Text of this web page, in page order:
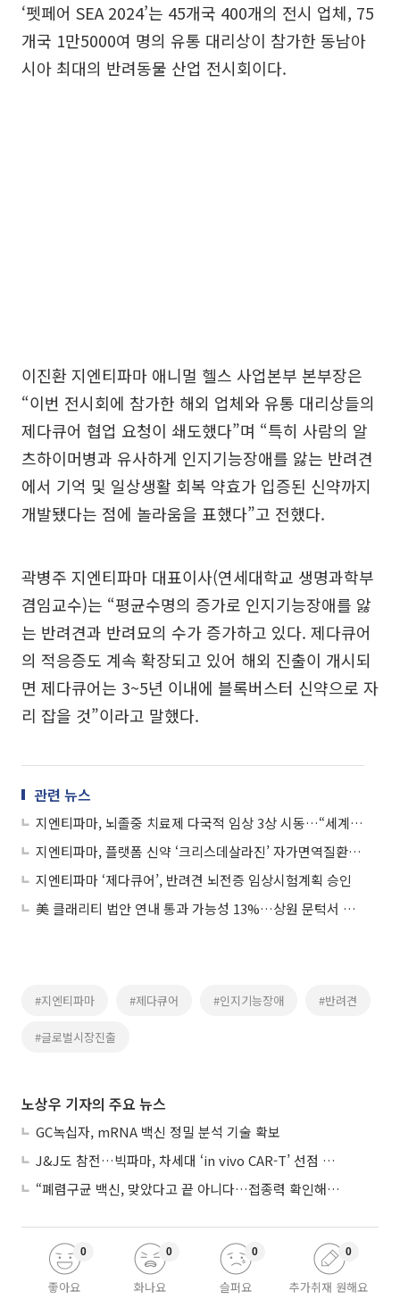
‘펫페어 SEA 2024’는 45개국 400개의 전시 업체, 75
개국 1만5000여 명의 유통 대리상이 참가한 동남아
시아 최대의 반려동물 산업 전시회이다.
이진환 지엔티파마 애니멀 헬스 사업본부 본부장은
“이번 전시회에 참가한 해외 업체와 유통 대리상들의
제다큐어 협업 요청이 쇄도했다”며 “특히 사람의 알
츠하이머병과 유사하게 인지기능장애를 앓는 반려견
에서 기억 및 일상생활 회복 약효가 입증된 신약까지
개발됐다는 점에 놀라움을 표했다”고 전했다.
곽병주 지엔티파마 대표이사(연세대학교 생명과학부
겸임교수)는 “평균수명의 증가로 인지기능장애를 앓
는 반려견과 반려묘의 수가 증가하고 있다. 제다큐어
의 적응증도 계속 확장되고 있어 해외 진출이 개시되
면 제다큐어는 3~5년 이내에 블록버스터 신약으로 자
리 잡을 것”이라고 말했다.
관련 뉴스
지엔티파마, 뇌졸중 치료제 다국적 임상 3상 시동…“세계적 전문가 참여”
지엔티파마, 플랫폼 신약 ‘크리스데살라진’ 자가면역질환 특허 등록 결정
지엔티파마 ‘제다큐어’, 반려견 뇌전증 임상시험계획 승인
美 클래리티 법안 연내 통과 가능성 13%…상원 문턱서 제동
#지엔티파마 #제다큐어 #인지기능장애 #반려견
#글로벌시장진출
노상우 기자의 주요 뉴스
GC녹십자, mRNA 백신 정밀 분석 기술 확보
J&J도 참전…빅파마, 차세대 ‘in vivo CAR-T’ 선점 경쟁 본격화
“폐렴구균 백신, 맞았다고 끝 아니다…접종력 확인해야”
좋아요
0
화나요
0
슬퍼요
0
추가취재 원해요
0